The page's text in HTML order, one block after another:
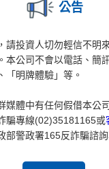
公告
請投資人切勿輕信不明
本公司不會以電話、簡
「明牌體驗」等。
媒體中有任何假借本公
騙專線(02)35181165或
部警政署165反詐騙諮